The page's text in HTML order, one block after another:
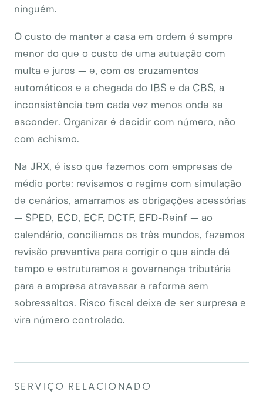
ninguém.
O custo de manter a casa em ordem é sempre
menor do que o custo de uma autuação com
multa e juros — e, com os cruzamentos
automáticos e a chegada do IBS e da CBS, a
inconsistência tem cada vez menos onde se
esconder. Organizar é decidir com número, não
com achismo.
Na JRX, é isso que fazemos com empresas de
médio porte: revisamos o regime com simulação
de cenários, amarramos as obrigações acessórias
— SPED, ECD, ECF, DCTF, EFD-Reinf — ao
calendário, conciliamos os três mundos, fazemos
revisão preventiva para corrigir o que ainda dá
tempo e estruturamos a governança tributária
para a empresa atravessar a reforma sem
sobressaltos. Risco fiscal deixa de ser surpresa e
vira número controlado.
SERVIÇO RELACIONADO